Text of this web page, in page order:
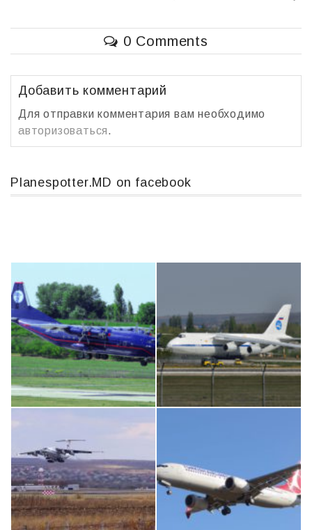
b
o
o
k
в
и
т
0 Comments
Добавить комментарий
Для отправки комментария вам необходимо
авторизоваться.
Planespotter.MD on facebook